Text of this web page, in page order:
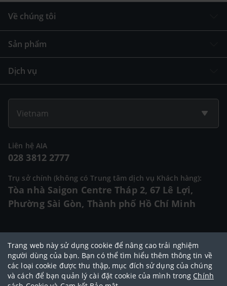
Về chúng tôi
Sản phẩm
Dịch vụ
Vietnam
Liên hệ AIA
028 3812 2777
Trụ sở chính (không có Trung tâm dịch vụ Khách hàng):
Tòa nhà Saigon Centre Tháp 2, 67 Lê Lợi,
Phường Sài Gòn, Thành phố Hồ Chí Minh
Đại lý Ngoại hạng AIA|Điều khoản sử dụng |Cam kết bảo mật|Chính
sách bảo vệ dữ liệu cá nhân|Chính sách cookie |Quy tắc đạo đức|
Điều khoản và điều kiện sử dụng dịch vụ thanh toán trực tuyến
Trang web này sử dụng cookie để nâng cao trải nghiệm
người dùng của bạn. Bạn có thể tìm hiểu thêm thông tin về
các loại cookie được thu thập, mục đích sử dụng của chúng
và cách để bạn quản lý cài đặt cookie của mình trong Chính